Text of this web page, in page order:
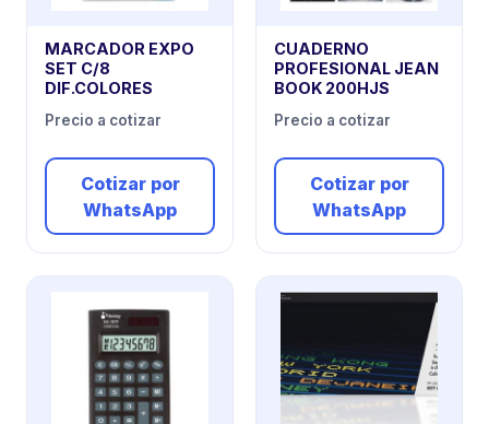
MARCADOR EXPO
SET C/8
DIF.COLORES
Precio a cotizar
Cotizar por
WhatsApp
CUADERNO
PROFESIONAL JEAN
BOOK 200HJS
Precio a cotizar
Cotizar por
WhatsApp